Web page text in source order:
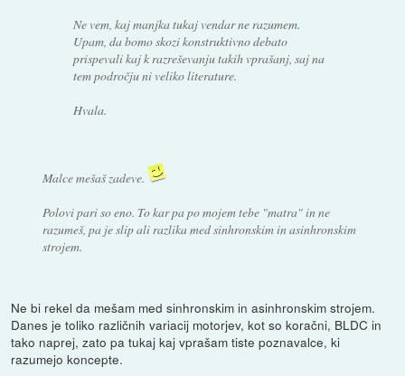
Ne vem, kaj manjka tukaj vendar ne razumem.
Upam, da bomo skozi konstruktivno debato
prispevali kaj k razreševanju takih vprašanj, saj na
tem področju ni veliko literature.
Hvala.
Malce mešaš zadeve.
Polovi pari so eno. To kar pa po mojem tebe "matra" in ne
razumeš, pa je slip ali razlika med sinhronskim in asinhronskim
strojem.
Ne bi rekel da mešam med sinhronskim in asinhronskim strojem.
Danes je toliko različnih variacij motorjev, kot so koračni, BLDC in
tako naprej, zato pa tukaj kaj vprašam tiste poznavalce, ki
razumejo koncepte.